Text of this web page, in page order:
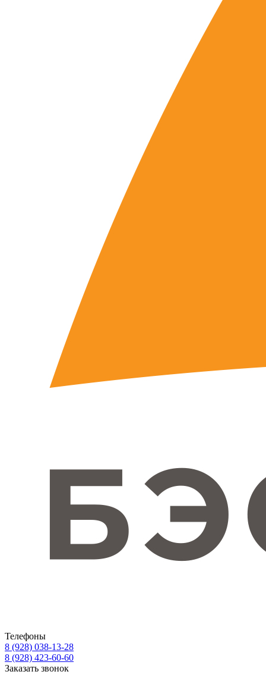
Телефоны
8 (928) 038-13-28
8 (928) 423-60-60
Заказать звонок